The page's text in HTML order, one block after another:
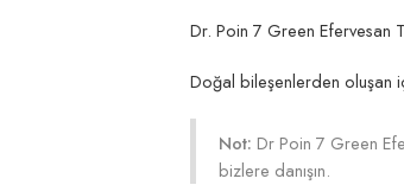
Dr. Poin 7 Green Efervesan
Doğal bileşenlerden oluşan
Not: Dr Poin 7 Green
bizlere danışın.